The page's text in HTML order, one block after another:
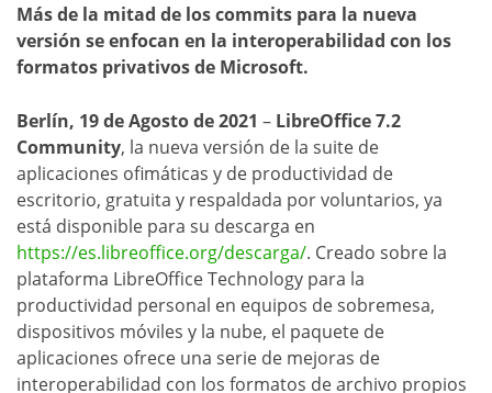
Más de la mitad de los commits para la nueva
versión se enfocan en la interoperabilidad con los
formatos privativos de Microsoft.
Berlín, 19 de Agosto de 2021 – LibreOffice 7.2
Community, la nueva versión de la suite de
aplicaciones ofimáticas y de productividad de
escritorio, gratuita y respaldada por voluntarios, ya
está disponible para su descarga en
https://es.libreoffice.org/descarga/. Creado sobre la
plataforma LibreOffice Technology para la
productividad personal en equipos de sobremesa,
dispositivos móviles y la nube, el paquete de
aplicaciones ofrece una serie de mejoras de
interoperabilidad con los formatos de archivo propios